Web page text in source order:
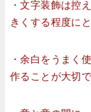
・文字装飾は控
きくする程度に
・余白をうまく
作ることが大切で